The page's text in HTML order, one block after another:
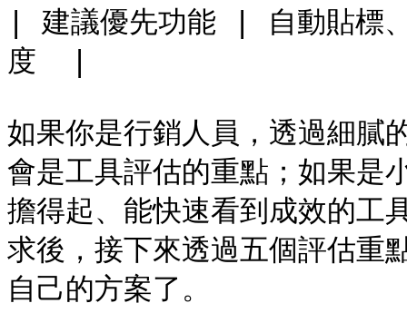
| 建議優先功能 | 自動貼標
度  |
如果你是行銷人員，透過細膩
會是工具評估的重點；如果是
擔得起、能快速看到成效的工
求後，接下來透過五個評估重
自己的方案了。